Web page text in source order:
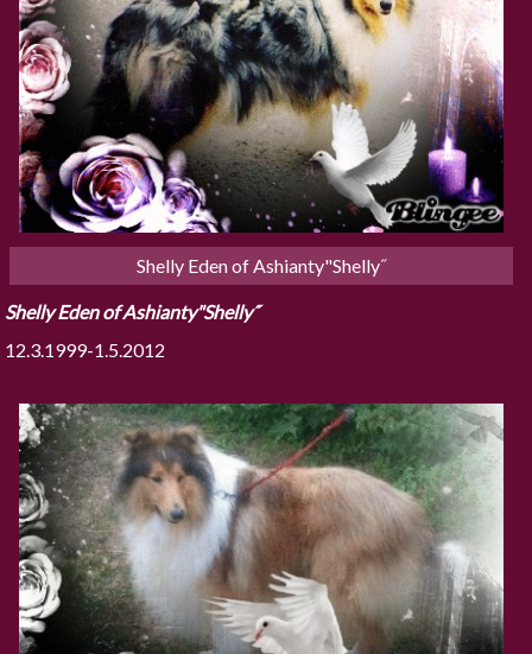
Shelly Eden of Ashianty"Shelly˝
Shelly Eden of Ashianty"Shelly˝
12.3.1999-1.5.2012